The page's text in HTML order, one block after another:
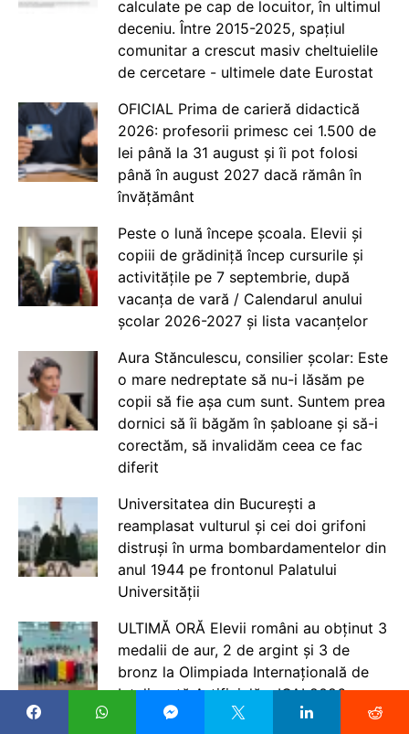
calculate pe cap de locuitor, în ultimul
deceniu. Între 2015-2025, spațiul
comunitar a crescut masiv cheltuielile
de cercetare - ultimele date Eurostat
OFICIAL Prima de carieră didactică
2026: profesorii primesc cei 1.500 de
lei până la 31 august și îi pot folosi
până în august 2027 dacă rămân în
învățământ
Peste o lună începe școala. Elevii și
copiii de grădiniță încep cursurile și
activitățile pe 7 septembrie, după
vacanța de vară / Calendarul anului
școlar 2026-2027 și lista vacanțelor
Aura Stănculescu, consilier școlar: Este
o mare nedreptate să nu-i lăsăm pe
copii să fie așa cum sunt. Suntem prea
dornici să îi băgăm în șabloane și să-i
corectăm, să invalidăm ceea ce fac
diferit
Universitatea din București a
reamplasat vulturul și cei doi grifoni
distruși în urma bombardamentelor din
anul 1944 pe frontonul Palatului
Universității
ULTIMĂ ORĂ Elevii români au obținut 3
medalii de aur, 2 de argint și 3 de
bronz la Olimpiada Internațională de
Inteligență Artificială – IOAI 2026,
desfășurată în Kazahstan